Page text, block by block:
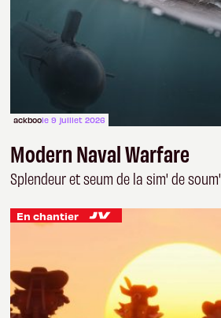
ackboole 9 juillet 2026
Modern Naval Warfare
Splendeur et seum de la sim' de soum'
En chantier